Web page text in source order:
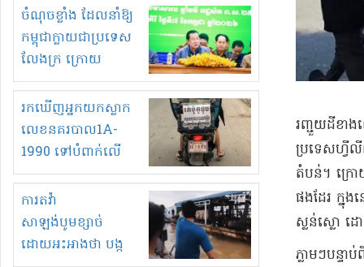
ចំណុចខ្លាំង ដែលនាំឱ្យ
កម្ពុជាក្លាយជាប្រទេស
លែងក្រ ក្រោយ
ឆ្នាំ២០៣០
រកឃើញអ្នកយកស្លាក
លេខនគរបាល1A-
1990 ទៅបំពាក់លើ
ម៉ូតូរបស់ខ្លួន ដាកផ្លាក
រត់ឌុបហើយ
ការតវ៉ា
សាឡង់បូមខ្សាច់
ដោយអះអាងថា បង្ក
រញ្ជួយដីខា
ប្រទេសហ្វី
តំបន់។ ក្រោ
ផងដែរ ក្នុ
ស្លន់ស្លោ ដ
ភ្លាមៗបន្